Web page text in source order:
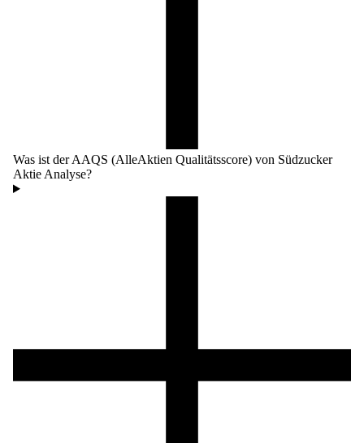
Was ist der AAQS (AlleAktien Qualitätsscore) von Südzucker
Aktie Analyse?